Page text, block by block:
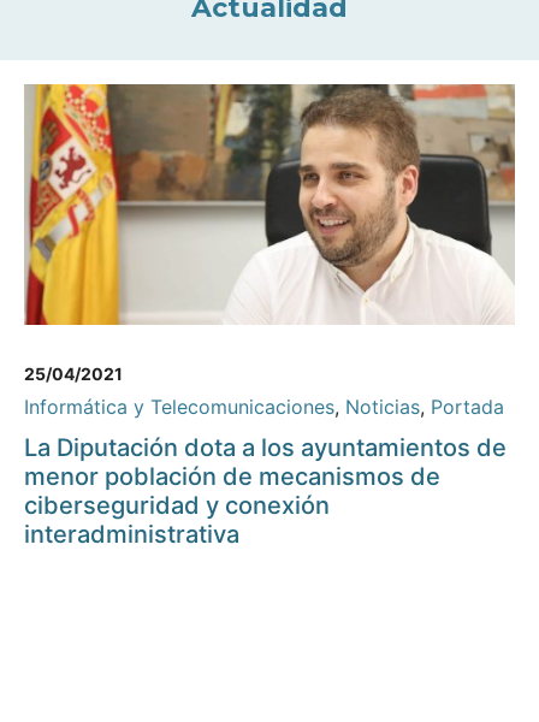
Actualidad
25/04/2021
Informática y Telecomunicaciones, Noticias, Portada
La Diputación dota a los ayuntamientos de
menor población de mecanismos de
ciberseguridad y conexión
interadministrativa